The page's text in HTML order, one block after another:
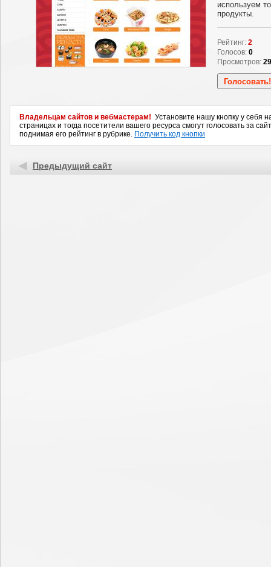
используем
продукты.
Рейтинг: 2
Голосов: 0
Просмотров:
Владельцам сайтов и вебмастерам! Установите нашу кнопку у себя
страницах и тогда посетители вашего ресурса смогут голосовать за
поднимая его рейтинг в рубрике. Получить код кнопки
Предыдущий сайт